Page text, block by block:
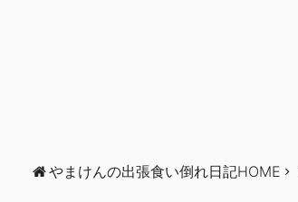
やまけんの出張食い倒れ日記HOME